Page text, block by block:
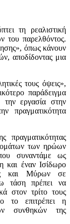
τη ρεαλιστική
του παρελθόντος.
όπως κάνουν
αποδίδοντας μια
τους όψεις»,
παράδειγμα
εργασία στην
πραγματικότητα
πραγματικότητας
των ηρώων
συναντάμε ως
και έναν Ισίδωρο
και Μύρων σε
τάση πρέπει να
στον τρίτο τους
το επιτρέπει η
συνθηκών της